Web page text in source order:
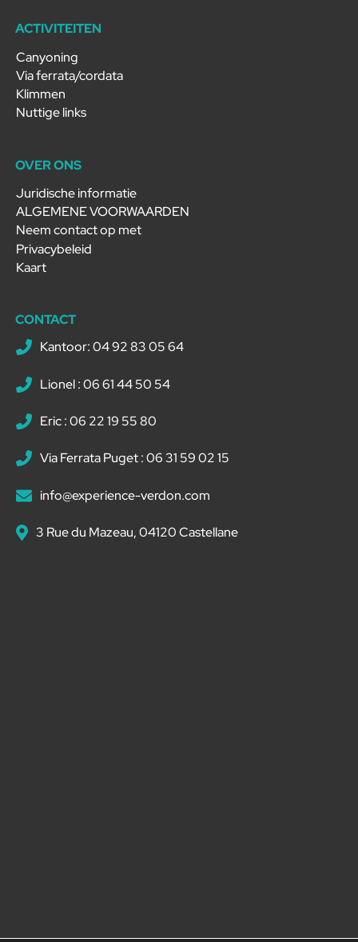
ACTIVITEITEN
Canyoning
Via ferrata/cordata
Klimmen
Nuttige links
OVER ONS
Juridische informatie
ALGEMENE VOORWAARDEN
Neem contact op met
Privacybeleid
Kaart
CONTACT
Kantoor: 04 92 83 05 64
Lionel : 06 61 44 50 54
Eric : 06 22 19 55 80
Via Ferrata Puget : 06 31 59 02 15
info@experience-verdon.com
3 Rue du Mazeau, 04120 Castellane